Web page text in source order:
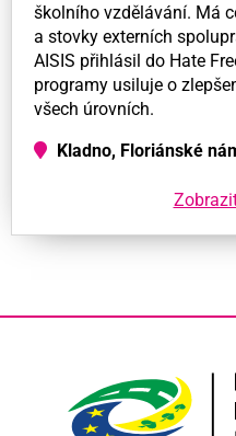
školního vzdělávání. Má
a stovky externích
AISIS přihlásil do Hate
programy usiluje o
všech úrovních.
Kladno, Floriánské